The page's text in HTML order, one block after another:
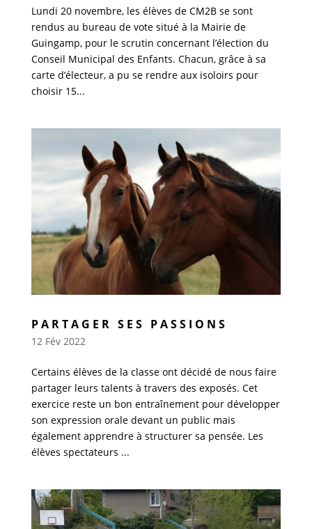
Lundi 20 novembre, les élèves de CM2B se sont
rendus au bureau de vote situé à la Mairie de
Guingamp, pour le scrutin concernant l’élection du
Conseil Municipal des Enfants. Chacun, grâce à sa
carte d’électeur, a pu se rendre aux isoloirs pour
choisir 15...
PARTAGER SES PASSIONS
12 Fév 2022
Certains élèves de la classe ont décidé de nous faire
partager leurs talents à travers des exposés. Cet
exercice reste un bon entraînement pour développer
son expression orale devant un public mais
également apprendre à structurer sa pensée. Les
élèves spectateurs ...